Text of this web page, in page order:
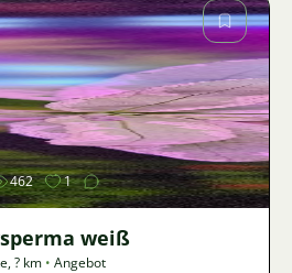
Bild
462 1
weiß
,? km • Angebot